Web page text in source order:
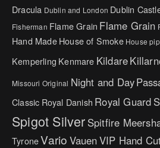
Dracula Dublin and London Dublin
Fisherman Flame Grain Flame Grain
Hand MadeHouse of Smoke House
Kemperling Kenmare Kildare
Missouri Original Night and Day
Classic Royal Danish Royal Guard
Spigot Silver Spitfire
TyroneVario VauenVIP Hand